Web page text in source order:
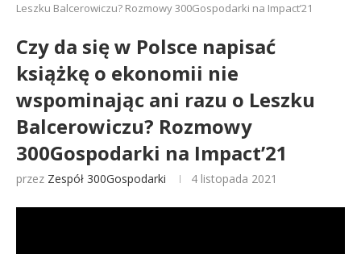
Leszku Balcerowiczu? Rozmowy 300Gospodarki na Impact’21
Czy da się w Polsce napisać
książkę o ekonomii nie
wspominając ani razu o Leszku
Balcerowiczu? Rozmowy
300Gospodarki na Impact’21
przez Zespół 300Gospodarki 4 listopada 2021